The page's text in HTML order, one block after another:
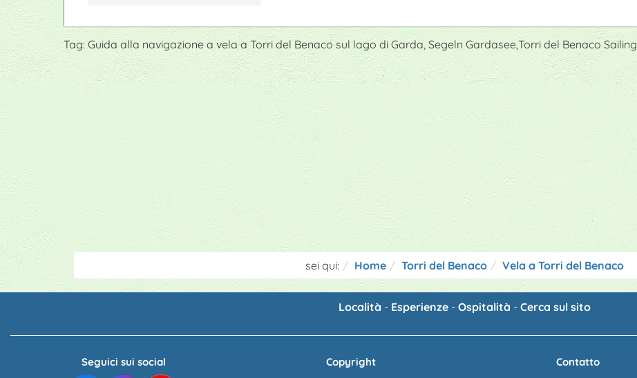
Tag: Guida alla navigazione a vela a Torri del Benaco sul lago di Garda, Segeln Gardasee,Torri del Benaco Sailing
sei qui: Home Torri del Benaco Vela a Torri del Benaco
Località - Esperienze- Ospitalità - Cerca sul sito
Seguici sui social Copyright Contatto